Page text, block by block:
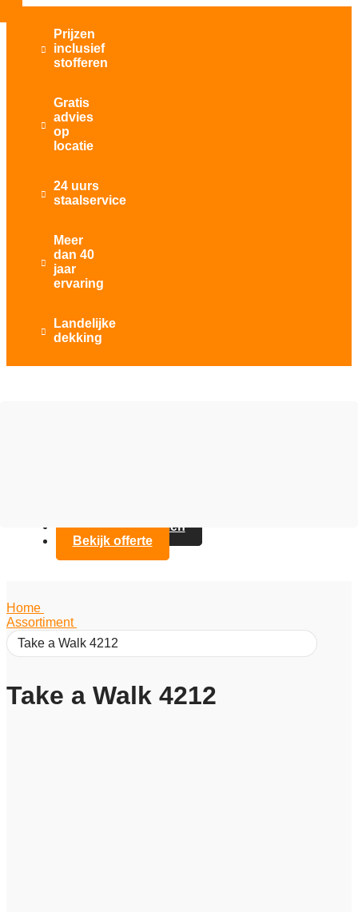

Prijzen
inclusief
stofferen

Gratis
advies
op
locatie

24 uurs
staalservice

Meer
dan 40
jaar
ervaring

Landelijke
dekking
Contact opnemen
Bekijk offerte
Home
Assortiment
Take a Walk 4212
Take a Walk 4212